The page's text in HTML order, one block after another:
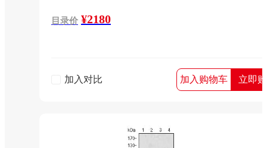
目录价 ¥2180
加入对比 加入购物车 立即